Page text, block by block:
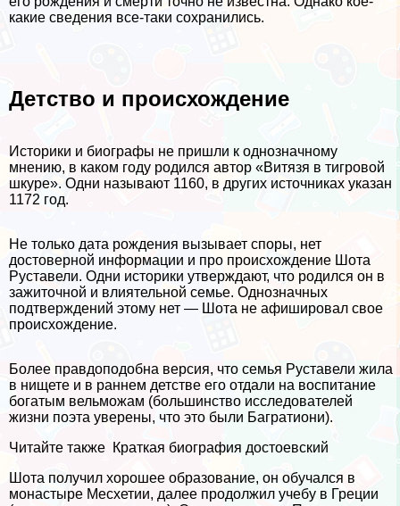
какие сведения все-таки сохранились.
Детство и происхождение
Историки и биографы не пришли к однозначному
мнению, в каком году родился автор «Витязя в тигровой
шкуре». Одни называют 1160, в других источниках указан
1172 год.
Не только дата рождения вызывает споры, нет
достоверной информации и про происхождение Шота
Руставели. Одни историки утверждают, что родился он в
зажиточной и влиятельной семье. Однозначных
подтверждений этому нет — Шота не афишировал свое
происхождение.
Более правдоподобна версия, что семья Руставели жила
в нищете и в раннем детстве его отдали на воспитание
богатым вельможам (большинство исследователей
жизни поэта уверены, что это были Багратиони).
Читайте также Краткая биография достоевский
Шота получил хорошее образование, он обучался в
монастыре Месхетии, далее продолжил учебу в Греции